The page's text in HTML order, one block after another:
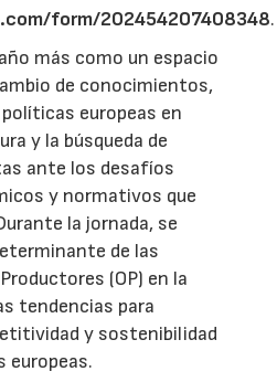
form/202454207408348.
más como un espacio
de conocimientos,
europeas en
y la búsqueda de
ante los desafíos
y normativos que
la jornada, se
de las
(OP) en la
tendencias para
y sostenibilidad
europeas.